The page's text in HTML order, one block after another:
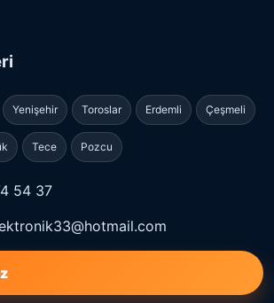
Yenişehir Toroslar Erdemli Çeşmeli
Tece Pozcu
54 37